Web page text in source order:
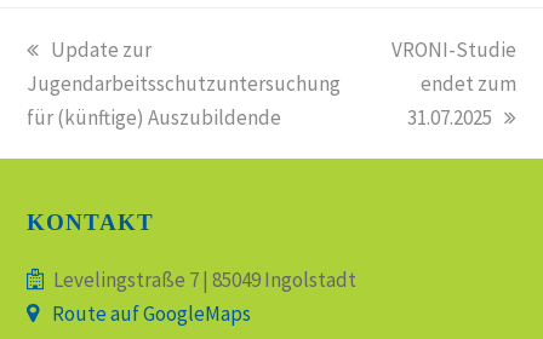
vorheriger
Beitrag:
Update zur
Jugendarbeitsschutzuntersuchung
für (künftige) Auszubildende
Nächster
Beitrag:
VRONI-Studie
endet zum
31.07.2025
KONTAKT
Levelingstraße 7 | 85049 Ingolstadt
Route auf GoogleMaps